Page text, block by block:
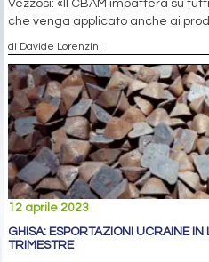
Vezzosi: «Il CBAM impatterà su
che venga applicato anche ai
di Davide Lorenzini
12 aprile 2023
GHISA: ESPORTAZIONI UCRAINE IN
TRIMESTRE